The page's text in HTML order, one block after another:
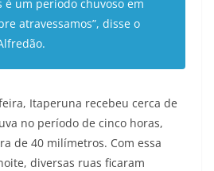
é um período chuvoso em
atravessamos”, disse o
Itaperuna recebeu cerca de
no período de cinco horas,
de 40 milímetros. Com essa
diversas ruas ficaram